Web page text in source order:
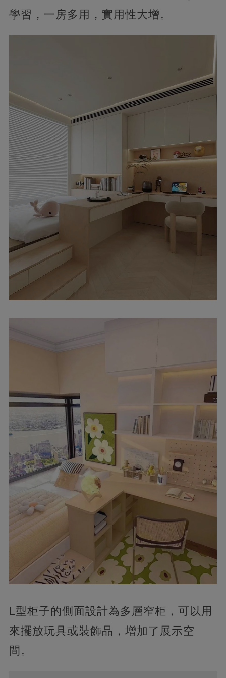
學習，一房多用，實用性大增。
L型柜子的側面設計為多層窄柜，可以用
來擺放玩具或裝飾品，增加了展示空
間。